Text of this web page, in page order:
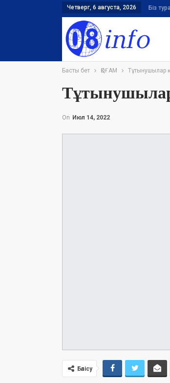
Четверг, 6 августа, 2026 Біз
Басты бет ҚОҒАМ Тұтынушылар
On Июл 14, 2022
Бөлісу